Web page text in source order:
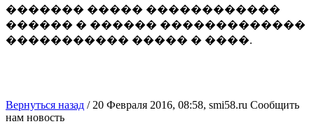
������� ����� ������������
������ � ������ �������������
����������� ����� � ����.
Вернуться назад / 20 Февраля 2016, 08:58, smi58.ru Сообщить
нам новость